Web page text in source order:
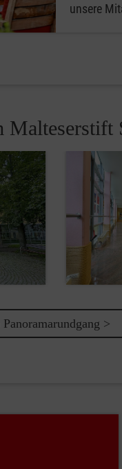
unsere
Malteserstift
>